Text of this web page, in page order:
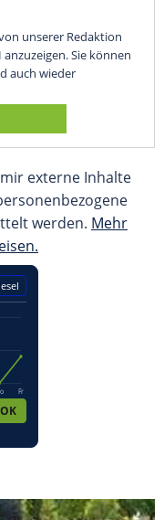
unserer Redaktion
Sie können
auch wieder
externe Inhalte
werden. Mehr